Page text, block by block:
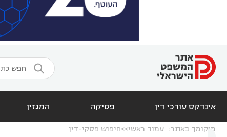

אינדקס עורכי דין פסיקה המגזין
מיקומך באתר: עמוד ראשי חיפוש פסקי-דין